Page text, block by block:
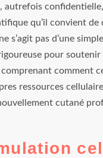
autrefois confidentielle,
qu’il convient de
s’agit pas d’une
pour
comprenant comment
ressources
cutané